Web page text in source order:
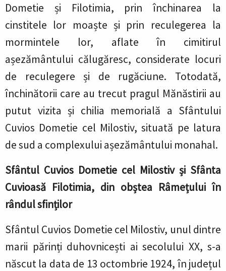
Dometie și Filotimia, prin închinarea la
cinstitele lor moaște și prin reculegerea la
mormintele lor, aflate în cimitirul
așezământului călugăresc, considerate locuri
de reculegere și de rugăciune. Totodată,
închinătorii care au trecut pragul Mănăstirii au
putut vizita și chilia memorială a Sfântului
Cuvios Dometie cel Milostiv, situată pe latura
de sud a complexului așezământului monahal.
Sfântul Cuvios Dometie cel Milostiv și Sfânta
Cuvioasă Filotimia, din obștea Râmețului în
rândul sfinților
Sfântul Cuvios Dometie cel Milostiv, unul dintre
marii părinți duhovnicești ai secolului XX, s-a
născut la data de 13 octombrie 1924, în județul